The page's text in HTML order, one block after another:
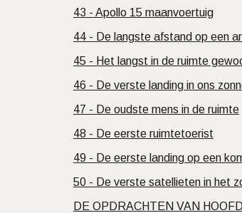
43 - Apollo 15 maanvoertuig
44 - De langste afstand op een
45 - Het langst in de ruimte
46 - De verste landing in ons
47 - De oudste mens in de ruimte
48 - De eerste ruimtetoerist
49 - De eerste landing op een
50 - De verste satellieten in het
DE OPDRACHTEN VAN